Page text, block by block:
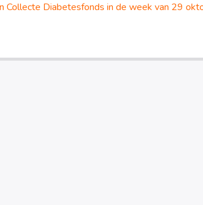
Collecte Diabetesfonds in de week van 29